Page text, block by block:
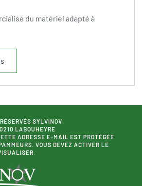
du matériel adapté à
SYLVINOV
LABOUHEYRE
ADRESSE E-MAIL EST PROTÉGÉE
VOUS DEVEZ ACTIVER LE